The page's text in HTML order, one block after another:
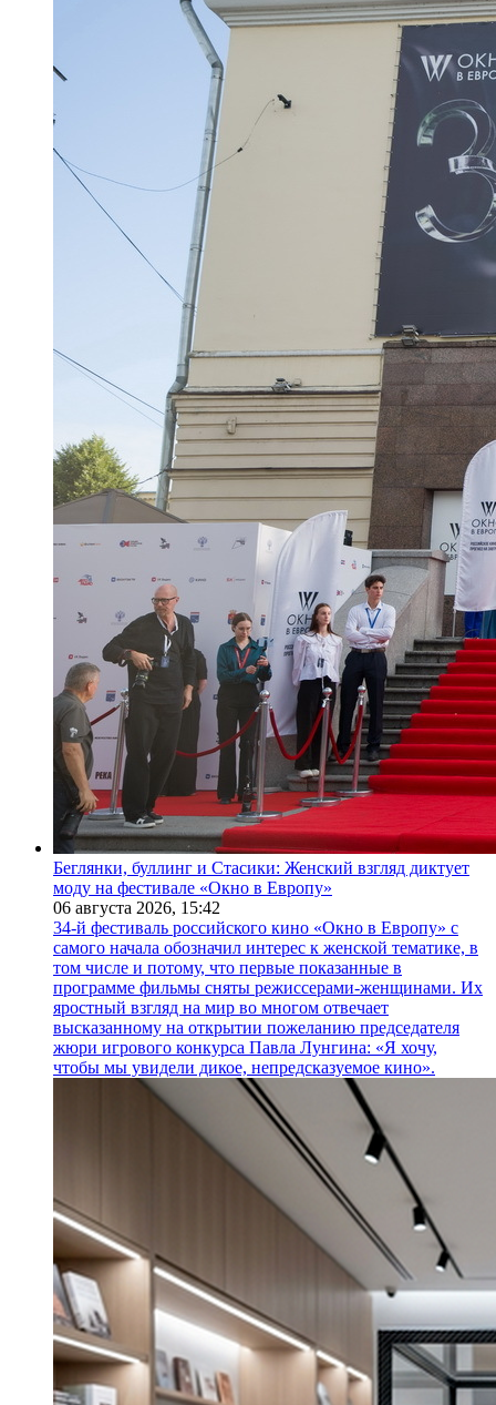
Беглянки, буллинг и Стасики: Женский взгляд диктует
моду на фестивале «Окно в Европу»
06 августа 2026, 15:42
34-й фестиваль российского кино «Окно в Европу» с
самого начала обозначил интерес к женской тематике, в
том числе и потому, что первые показанные в
программе фильмы сняты режиссерами-женщинами. Их
яростный взгляд на мир во многом отвечает
высказанному на открытии пожеланию председателя
жюри игрового конкурса Павла Лунгина: «Я хочу,
чтобы мы увидели дикое, непредсказуемое кино».